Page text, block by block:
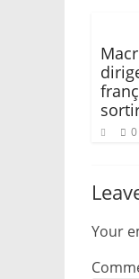
0
Your